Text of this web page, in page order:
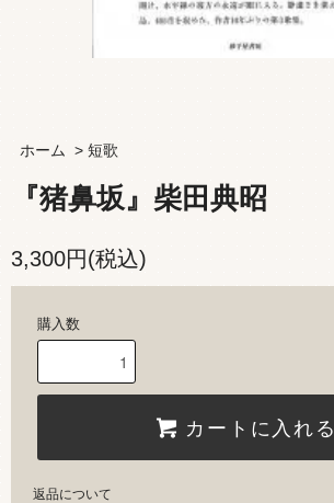
ホーム > 短歌
『猪鼻坂』柴田典昭
3,300円(税込)
購入数
カートに入れる
返品について